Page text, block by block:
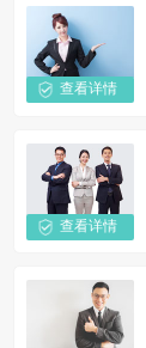
查看详情
查看详情